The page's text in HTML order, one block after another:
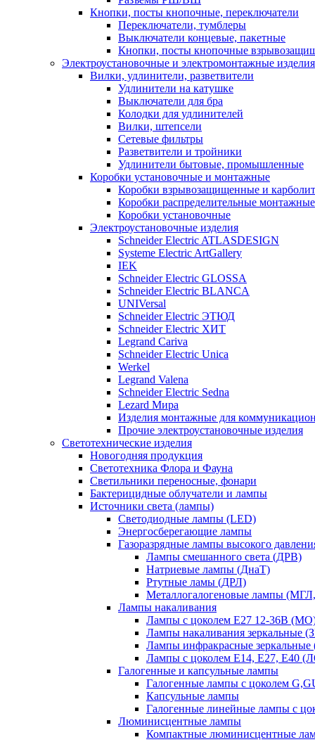
Кнопки, посты кнопочные, переключатели
Переключатели, тумблеры
Выключатели концевые, пакетные
Кнопки, посты кнопочные
Электроустановочные и электромонтажные изделия
Вилки, удлинители, разветвители
Удлинители на катушке
Выключатели для бра
Колодки для удлинителей
Вилки, штепсели
Сетевые фильтры
Разветвители и тройники
Удлинители бытовые, промышленные
Коробки установочные и монтажные
Коробки взрывозащищенные и
Коробки распределительные монтажные
Коробки установочные
Электроустановочные изделия
Schneider Electric ATLASDESIGN
Systeme Electric ArtGallery
IEK
Schneider Electric GLOSSA
Schneider Electric BLANCA
UNIVersal
Schneider Electric ЭТЮД
Schneider Electric ХИТ
Legrand Cariva
Schneider Electric Unica
Werkel
Legrand Valena
Schneider Electric Sedna
Lezard Мира
Изделия монтажные для
Прочие электроустановочные изделия
Светотехнические изделия
Новогодняя продукция
Светотехника Флора и Фауна
Светильники переносные, фонари
Бактерицидные облучатели и лампы
Источники света (лампы)
Светодиодные лампы (LED)
Энергосберегающие лампы
Газоразрядные лампы высокого
Лампы смешанного света (ДРВ)
Натриевые лампы (ДнаТ)
Ртутные ламы (ДРЛ)
Металлогалогеновые лампы
Лампы накаливания
Лампы с цоколем Е27 12-36В
Лампы накаливания зеркальные
Лампы инфракрасные
Лампы с цоколем Е14, Е27, Е40
Галогенные и капсульные лампы
Галогенные лампы с цоколем
Капсульные лампы
Галогенные линейные лампы с
Люминисцентные лампы
Компактные люминисцентные